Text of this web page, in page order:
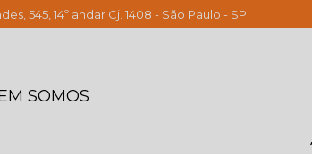
545, 14º andar Cj. 1408 - São Paulo - SP
SOMOS